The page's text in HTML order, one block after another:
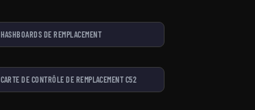
HASHBOARDS DE REMPLACEMENT
CARTE DE CONTRÔLE DE REMPLACEMENT C52